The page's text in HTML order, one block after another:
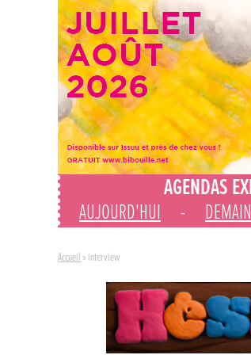
AGENDAS
AUJOURD'HUI - DEMAIN
Accueil » interview